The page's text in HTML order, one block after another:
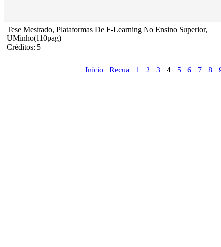
Tese Mestrado, Plataformas De E-Learning No Ensino Superior,
UMinho(110pag)
Créditos: 5
Início - Recua - 1 - 2 - 3 - 4 - 5 - 6 - 7 - 8 -